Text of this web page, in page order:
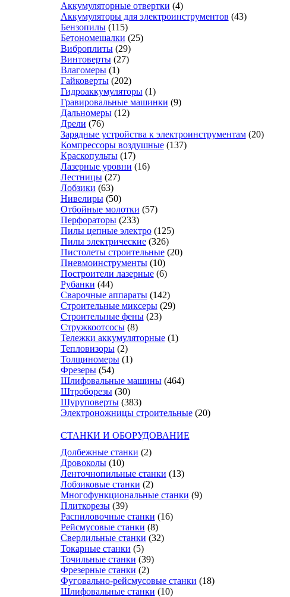
Аккумуляторные отвертки (4)
Аккумуляторы для электроинструментов (43)
Бензопилы (115)
Бетономешалки (25)
Виброплиты (29)
Винтоверты (27)
Влагомеры (1)
Гайковерты (202)
Гидроаккумуляторы (1)
Гравировальные машинки (9)
Дальномеры (12)
Дрели (76)
Зарядные устройства к электроинструментам (20)
Компрессоры воздушные (137)
Краскопульты (17)
Лазерные уровни (16)
Лестницы (27)
Лобзики (63)
Нивелиры (50)
Отбойные молотки (57)
Перфораторы (233)
Пилы цепные электро (125)
Пилы электрические (326)
Пистолеты строительные (20)
Пневмоинструменты (10)
Построители лазерные (6)
Рубанки (44)
Сварочные аппараты (142)
Строительные миксеры (29)
Строительные фены (23)
Стружкоотсосы (8)
Тележки аккумуляторные (1)
Тепловизоры (2)
Толщиномеры (1)
Фрезеры (54)
Шлифовальные машины (464)
Штроборезы (30)
Шуруповерты (383)
Электроножницы строительные (20)
СТАНКИ И ОБОРУДОВАНИЕ
Долбежные станки (2)
Дровоколы (10)
Ленточнопильные станки (13)
Лобзиковые станки (2)
Многофункциональные станки (9)
Плиткорезы (39)
Распиловочные станки (16)
Рейсмусовые станки (8)
Сверлильные станки (32)
Токарные станки (5)
Точильные станки (39)
Фрезерные станки (2)
Фуговально-рейсмусовые станки (18)
Шлифовальные станки (10)